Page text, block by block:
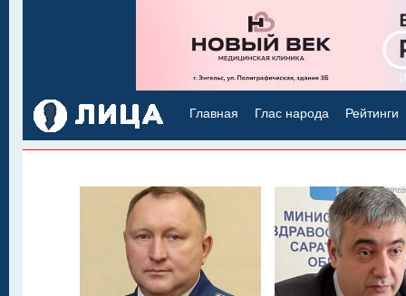
Главная Глас народа Рейтинги